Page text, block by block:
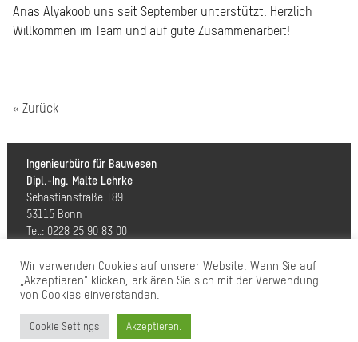
Anas Alyakoob uns seit September unterstützt. Herzlich
Willkommen im Team und auf gute Zusammenarbeit!
« Zurück
Ingenieurbüro für Bauwesen
Dipl.-Ing. Malte Lehrke
Sebastianstraße 189
53115 Bonn
Tel.: 0228 25 90 83 00
info@statik-lehrke.de
Impressum/ Datenschutz
Archiv
Branchenbuch
Wir verwenden Cookies auf unserer Website. Wenn Sie auf
„Akzeptieren" klicken, erklären Sie sich mit der Verwendung
von Cookies einverstanden.
Cookie Settings Akzeptieren.